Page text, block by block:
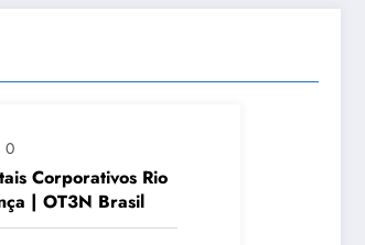
0
Corporativos Rio
| OT3N Brasil